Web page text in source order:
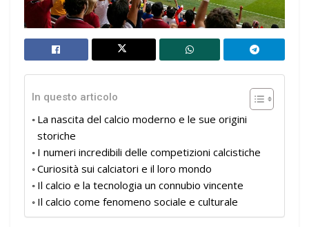
In questo articolo
La nascita del calcio moderno e le sue origini
storiche
I numeri incredibili delle competizioni calcistiche
Curiosità sui calciatori e il loro mondo
Il calcio e la tecnologia un connubio vincente
Il calcio come fenomeno sociale e culturale